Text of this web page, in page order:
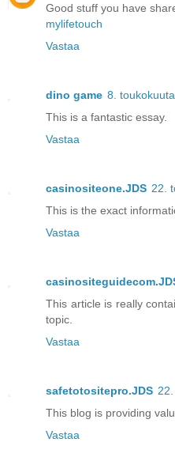
Good stuff you have
mylifetouch
Vastaa
dino game 8.
This is a fantastic essay.
Vastaa
casinositeone.JDS 22.
This is the exact
Vastaa
This article is really
topic.
Vastaa
safetotositepro.JDS
This blog is providing
Vastaa